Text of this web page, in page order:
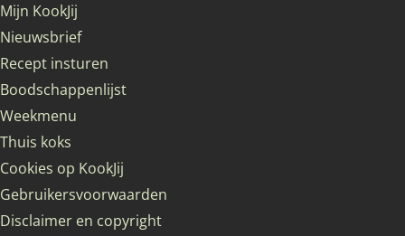
Mijn KookJij
Nieuwsbrief
Recept insturen
Boodschappenlijst
Weekmenu
Thuis koks
Cookies op KookJij
Gebruikersvoorwaarden
Disclaimer en copyright